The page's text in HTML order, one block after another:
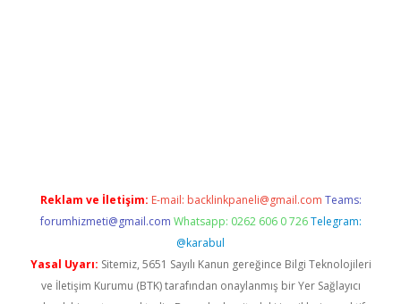
Reklam ve İletişim: E-mail: backlinkpaneli@gmail.com Teams:
forumhizmeti@gmail.com Whatsapp: 0262 606 0 726 Telegram:
@karabul
Yasal Uyarı: Sitemiz, 5651 Sayılı Kanun gereğince Bilgi Teknolojileri
ve İletişim Kurumu (BTK) tarafından onaylanmış bir Yer Sağlayıcı